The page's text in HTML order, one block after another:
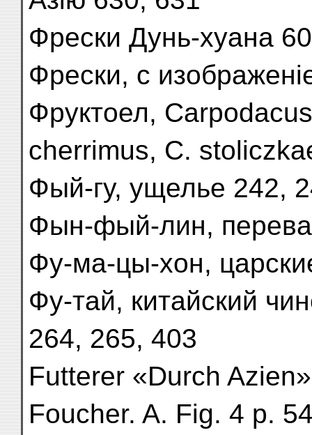
Фрески Дунь-хуана
Фрески, с
Фруктоел,
cherrimus, C.
Фый-гу, ущелье 242,
Фын-фый-лин,
Фу-ма-цы-хон,
Фу-тай, китайский
264, 265, 403
Futterer «Durch
Foucher. A. Fig. 4 p.